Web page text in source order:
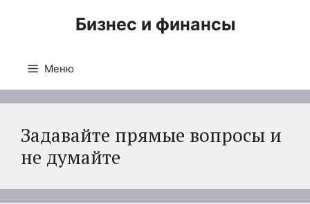
Бизнес и финансы
Меню
Задавайте прямые вопросы и
не думайте